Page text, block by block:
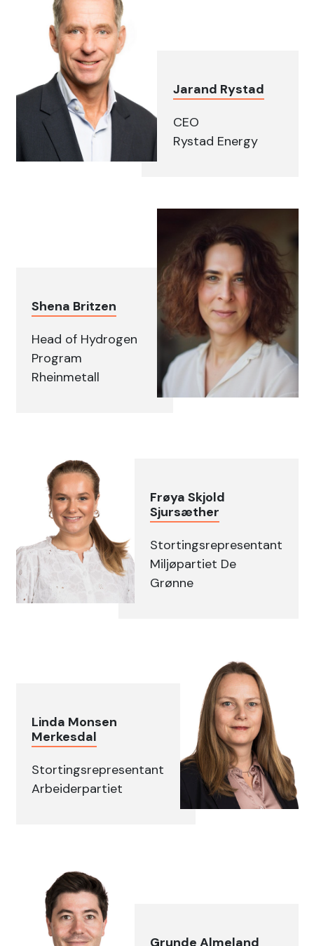
Jarand Rystad
CEO
Rystad Energy
Shena Britzen
Head of Hydrogen
Program
Rheinmetall
Frøya Skjold
Sjursæther
Stortingsrepresentant
Miljøpartiet De
Grønne
Linda Monsen
Merkesdal
Stortingsrepresentant
Arbeiderpartiet
Grunde Almeland